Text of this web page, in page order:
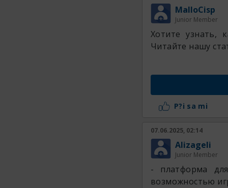
MalloCisp
Junior Member
Хотите узнать,
Читайте нашу
P?i sa mi
07.06.2025, 02:14
Alizageli
Junior Member
- платформа
возможностью